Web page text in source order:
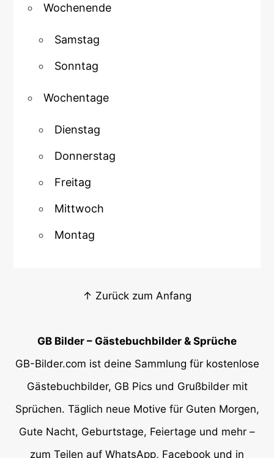
Wochenende
Samstag
Sonntag
Wochentage
Dienstag
Donnerstag
Freitag
Mittwoch
Montag
↑ Zurück zum Anfang
GB Bilder – Gästebuchbilder & Sprüche
GB-Bilder.com ist deine Sammlung für kostenlose
Gästebuchbilder, GB Pics und Grußbilder mit
Sprüchen. Täglich neue Motive für Guten Morgen,
Gute Nacht, Geburtstage, Feiertage und mehr –
zum Teilen auf WhatsApp, Facebook und in